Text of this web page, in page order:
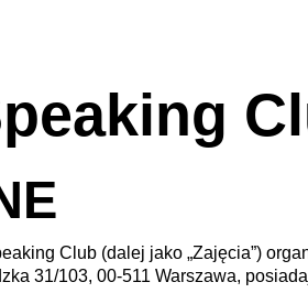
Club (dalej jako „Zajęcia”)
31/103, 00-511 Warszawa,